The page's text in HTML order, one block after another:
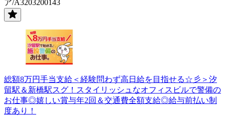
ア/A3203200143
総額8万円手当支給＜経験問わず高日給を目指せる☆彡＞汐
留駅＆新橋駅スグ！スタイリッシュなオフィスビルで警備の
お仕事◎嬉しい賞与年2回＆交通費全額支給◎給与前払い制
度あり！